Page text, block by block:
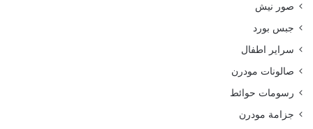
صور نيش
جبس بورد
سراير اطفال
صالونات مودرن
رسومات حوائط
جزامة مودرن